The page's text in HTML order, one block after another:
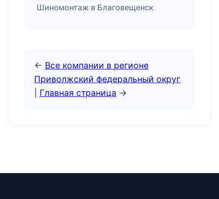
Шиномонтаж в Благовещенск
← Все компании в регионе
Приволжский федеральный округ
Главная страница →